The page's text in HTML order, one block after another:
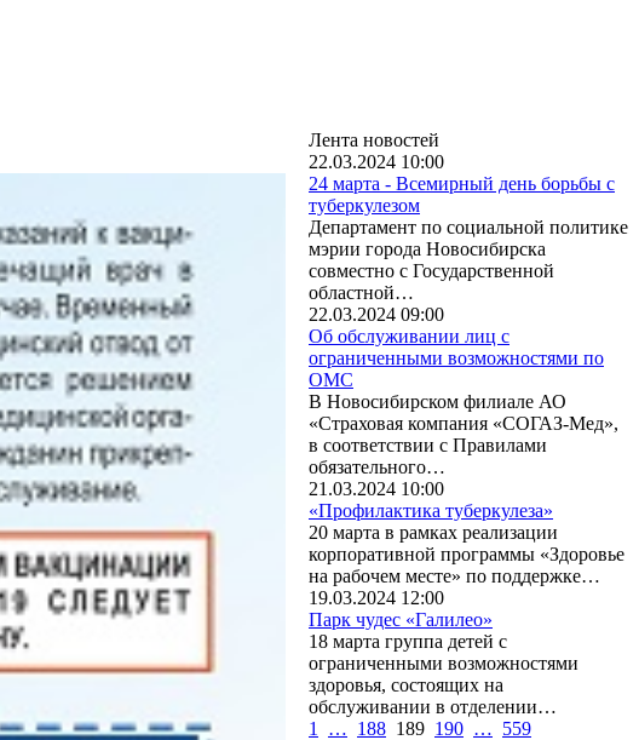
Лента новостей
22.03.2024 10:00
24 марта - Всемирный день борьбы с
туберкулезом
Департамент по социальной политике
мэрии города Новосибирска
совместно с Государственной
областной…
22.03.2024 09:00
Об обслуживании лиц с
ограниченными возможностями по
ОМС
В Новосибирском филиале АО
«Страховая компания «СОГАЗ-Мед»,
в соответствии с Правилами
обязательного…
21.03.2024 10:00
«Профилактика туберкулеза»
20 марта в рамках реализации
корпоративной программы «Здоровье
на рабочем месте» по поддержке…
19.03.2024 12:00
Парк чудес «Галилео»
18 марта группа детей с
ограниченными возможностями
здоровья, состоящих на
обслуживании в отделении…
1
… 188 189 190 … 559